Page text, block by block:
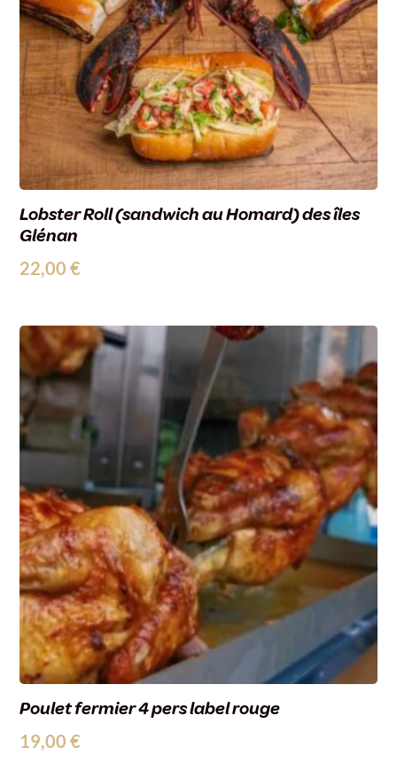
Lobster Roll (sandwich au Homard) des îles
Glénan
22,00€
Poulet fermier 4 pers label rouge
19,00€